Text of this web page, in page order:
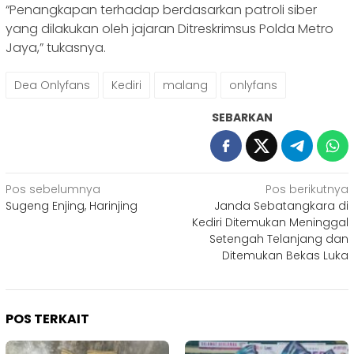
“Penangkapan terhadap berdasarkan patroli siber
yang dilakukan oleh jajaran Ditreskrimsus Polda Metro
Jaya,” tukasnya.
Dea Onlyfans Kediri malang onlyfans
SEBARKAN
Navigasi
pos
Pos sebelumnya
Sugeng Enjing, Harinjing
Pos berikutnya
Janda Sebatangkara di
Kediri Ditemukan Meninggal
Setengah Telanjang dan
Ditemukan Bekas Luka
POS TERKAIT